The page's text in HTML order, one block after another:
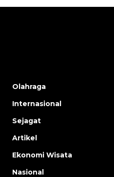
Olahraga
Internasional
Sejagat
Artikel
Ekonomi Wisata
Nasional